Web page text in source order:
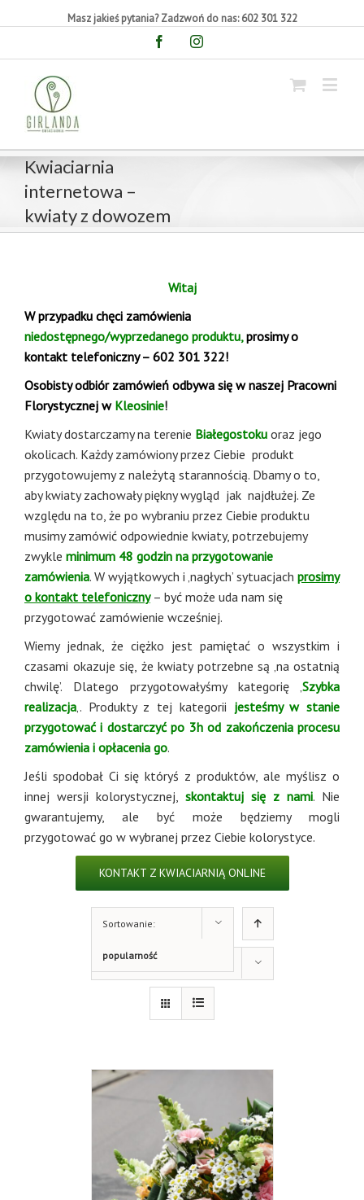
Masz jakieś pytania? Zadzwoń do nas: 602 301 322
FacebookInstagram
Kwiaciarnia
internetowa –
kwiaty z dowozem
Witaj
W przypadku chęci zamówienia
niedostępnego/wyprzedanego produktu,prosimy o
kontakt telefoniczny – 602 301 322!
Osobisty odbiór zamówień odbywa się w naszej Pracowni
Florystycznej w Kleosinie!
Kwiaty dostarczamy na terenie Białegostoku oraz jego
okolicach. Każdy zamówiony przez Ciebie produkt
przygotowujemy z należytą starannością. Dbamy o to,
aby kwiaty zachowały piękny wygląd jak najdłużej. Ze
względu na to, że po wybraniu przez Ciebie produktu
musimy zamówić odpowiednie kwiaty, potrzebujemy
zwykle minimum 48 godzin na przygotowanie
zamówienia. W wyjątkowych i ‚nagłych’ sytuacjach prosimy
o kontakt telefoniczny– być może uda nam się
przygotować zamówienie wcześniej.
Wiemy jednak, że ciężko jest pamiętać o wszystkim i
czasami okazuje się, że kwiaty potrzebne są ‚na ostatnią
chwilę’. Dlatego przygotowałyśmy kategorię ‚Szybka
realizacja‚. Produkty z tej kategorii jesteśmy w stanie
przygotować i dostarczyć po 3h od zakończenia procesu
zamówienia i opłacenia go.
Jeśli spodobał Ci się któryś z produktów, ale myślisz o
innej wersji kolorystycznej, skontaktuj się z nami. Nie
gwarantujemy, ale być może będziemy mogli
przygotować go w wybranej przez Ciebie kolorystyce.
KONTAKT Z KWIACIARNIĄ ONLINE
Sortowanie:
popularność
Pokaż 27 produktów